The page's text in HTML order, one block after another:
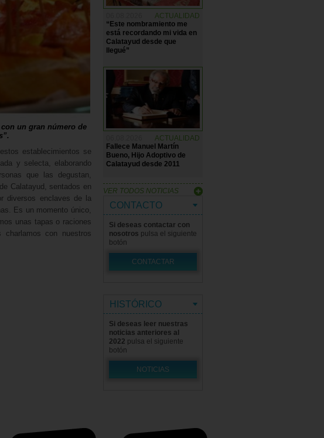
un gran número de
establecimientos se
y selecta, elaborando
que las degustan,
Calatayud, sentados en
diversos enclaves de la
Es un momento único,
unas tapas o raciones
con nuestros
ACTUALIDAD
“Este nombramiento me
está recordando mi vida en
Calatayud desde que
llegué”
ACTUALIDAD
Fallece Manuel Martín
Bueno, Hijo Adoptivo de
Calatayud desde 2011
VER TODOS NOTICIAS
CONTACTO
Si deseas contactar con
nosotros pulsa el siguiente
botón
CONTACTAR
HISTÓRICO
Si deseas leer nuestras
noticias anteriores al
2022 pulsa el siguiente
botón
NOTICIAS